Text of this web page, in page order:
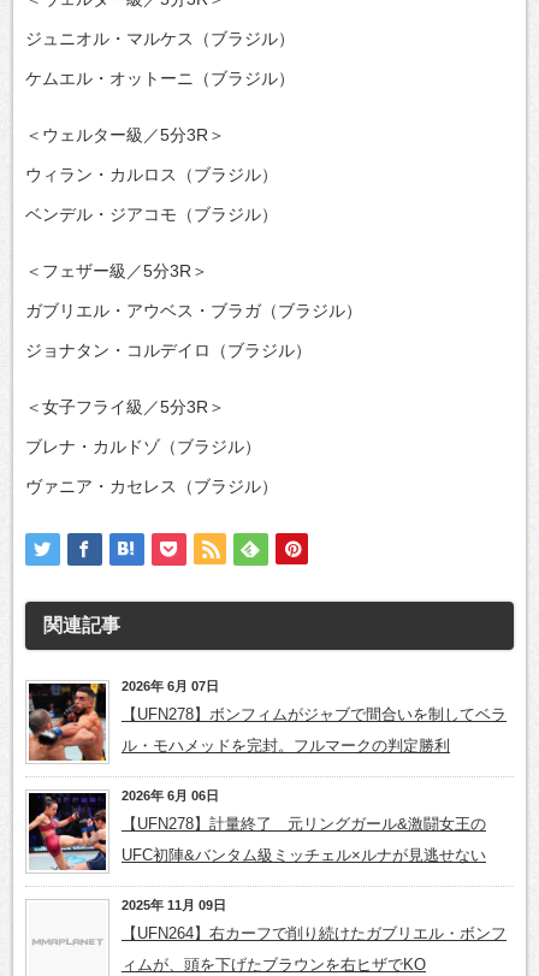
ジュニオル・マルケス（ブラジル）
ケムエル・オットーニ（ブラジル）
＜ウェルター級／5分3R＞
ウィラン・カルロス（ブラジル）
ベンデル・ジアコモ（ブラジル）
＜フェザー級／5分3R＞
ガブリエル・アウベス・ブラガ（ブラジル）
ジョナタン・コルデイロ（ブラジル）
＜女子フライ級／5分3R＞
ブレナ・カルドゾ（ブラジル）
ヴァニア・カセレス（ブラジル）
関連記事
2026年 6月 07日
【UFN278】ボンフィムがジャブで間合いを制してベラ
ル・モハメッドを完封。フルマークの判定勝利
2026年 6月 06日
【UFN278】計量終了 元リングガール&激闘女王の
UFC初陣&バンタム級ミッチェル×ルナが見逃せない
2025年 11月 09日
【UFN264】右カーフで削り続けたガブリエル・ボンフ
ィムが、頭を下げたブラウンを右ヒザでKO